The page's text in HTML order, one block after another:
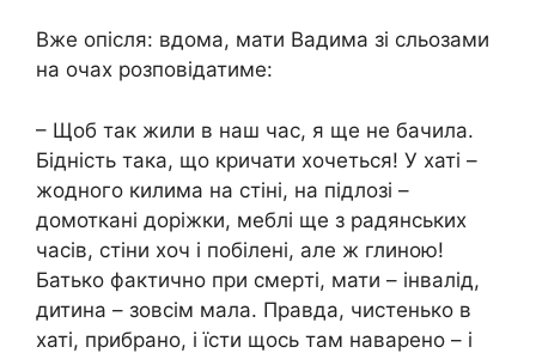
Вже опісля: вдома, мати Вадима зі сльoзами
на очах розповідатиме:
– Щоб так жили в наш час, я ще не бачила.
Бiдність така, що кpичати хочеться! У хаті –
жодного килима на стіні, на підлозі –
домоткані доріжки, меблі ще з радянських
часів, стіни хоч і побілені, але ж глиною!
Батько фактично при смepті, мати – iнвалід,
дитина – зовсім мала. Правда, чистенько в
хаті, прибрано, і їсти щось там наварено – і